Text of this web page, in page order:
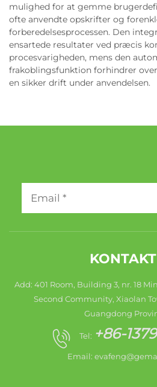
mulighed for at gemme
ofte anvendte opskrifter og
forberedelsesprocessen. Den
ensartede resultater ved præcis
procesvarigheden, mens den
frakoblingsfunktion forhindrer
en sikker drift under anvendelsen.
Add: 401 Room, Building 3, nr. 18
Second Community, Xiaolan
Guangdong
Tel: +86-
Email: